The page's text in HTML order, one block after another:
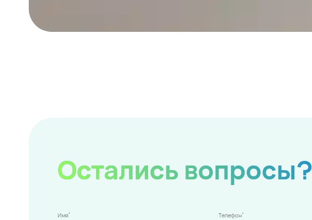
Остались вопросы?
Имя* Телефон*